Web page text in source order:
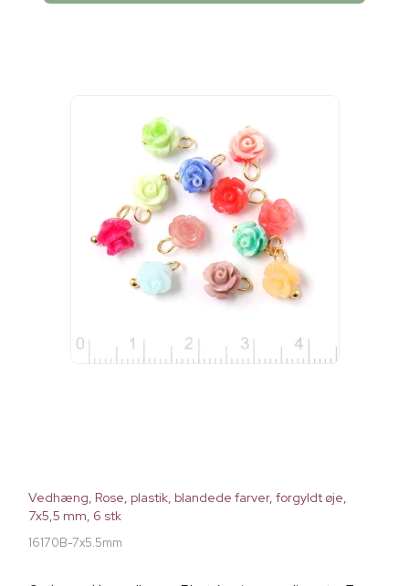
Vedhæng, Rose, plastik, blandede farver, forgyldt øje,
7x5,5 mm, 6 stk
16170B-7x5.5mm